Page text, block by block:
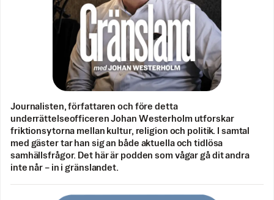
Journalisten, författaren och före detta
underrättelseofficeren Johan Westerholm utforskar
friktionsytorna mellan kultur, religion och politik. I samtal
med gäster tar han sig an både aktuella och tidlösa
samhällsfrågor. Det här är podden som vågar gå dit andra
inte når – in i gränslandet.